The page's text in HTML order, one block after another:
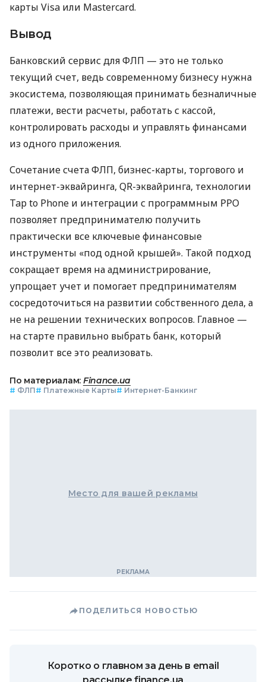
карты Visa или Mastercard.
Вывод
Банковский сервис для ФЛП — это не только
текущий счет, ведь современному бизнесу нужна
экосистема, позволяющая принимать безналичные
платежи, вести расчеты, работать с кассой,
контролировать расходы и управлять финансами
из одного приложения.
Сочетание счета ФЛП, бизнес-карты, торгового и
интернет-эквайринга, QR-эквайринга, технологии
Tap to Phone и интеграции с программным РРО
позволяет предпринимателю получить
практически все ключевые финансовые
инструменты «под одной крышей». Такой подход
сокращает время на администрирование,
упрощает учет и помогает предпринимателям
сосредоточиться на развитии собственного дела, а
не на решении технических вопросов. Главное —
на старте правильно выбрать банк, который
позволит все это реализовать.
По материалам: Finance.ua
# ФЛП# Платежные Карты# Интернет-Банкинг
Место для вашей рекламы
ПОДЕЛИТЬСЯ НОВОСТЬЮ
Коротко о главном за день в email